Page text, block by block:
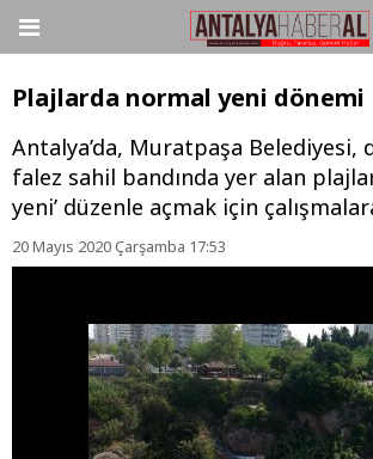
Plajlarda normal yeni dönemi
Antalya’da, Muratpaşa Belediyesi,
falez sahil bandında yer alan
yeni’ düzenle açmak için
20 Mayıs 2020 Çarşamba 17:53